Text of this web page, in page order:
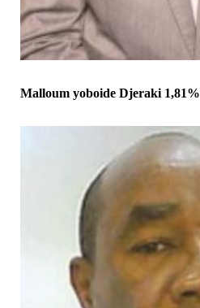
Malloum yoboide Djeraki 1,81%